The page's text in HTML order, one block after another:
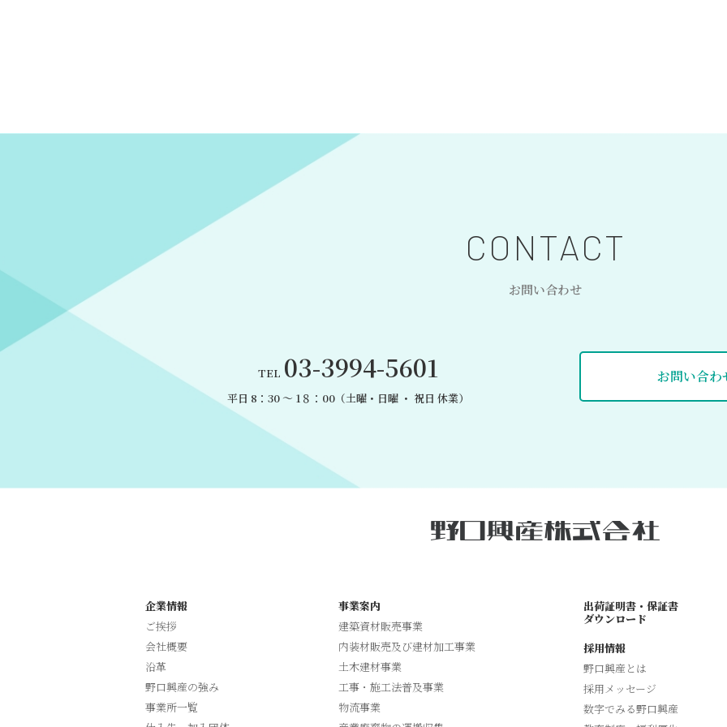
CONTACT
お問い合わせ
TEL 03-3994-5601
平日 8：30 〜 1８：00 （土曜・日曜 ・ 祝日 休業）
お問い合わ
企業情報
ご挨拶
会社概要
沿革
野口興産の強み
事業所一覧
事業案内
建築資材販売事業
内装材販売及び建材加工事業
土木建材事業
工事・施工法普及事業
物流事業
出荷証明書・保証書
ダウンロード
採用情報
野口興産とは
採用メッセージ
数字でみる野口興産